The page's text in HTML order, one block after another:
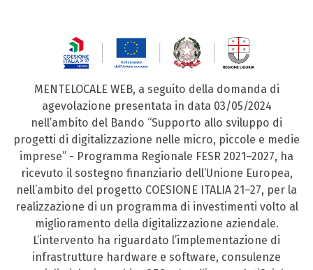
MENTELOCALE WEB, a seguito della domanda di
agevolazione presentata in data 03/05/2024
nell’ambito del Bando “Supporto allo sviluppo di
progetti di digitalizzazione nelle micro, piccole e medie
imprese” - Programma Regionale FESR 2021–2027, ha
ricevuto il sostegno finanziario dell’Unione Europea,
nell’ambito del progetto COESIONE ITALIA 21–27, per la
realizzazione di un programma di investimenti volto al
miglioramento della digitalizzazione aziendale.
L’intervento ha riguardato l’implementazione di
infrastrutture hardware e software, consulenze